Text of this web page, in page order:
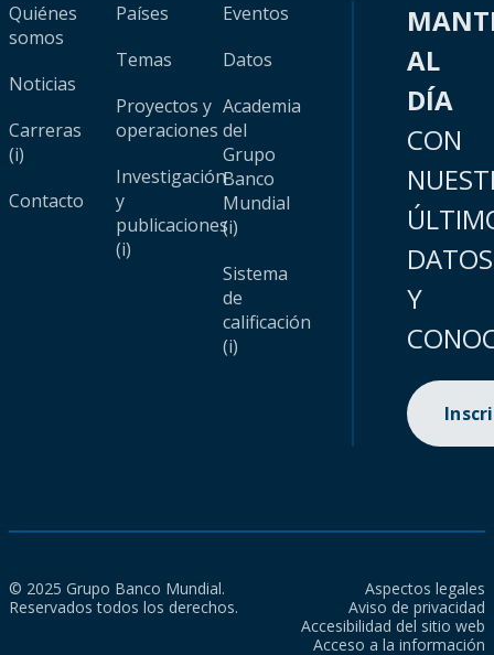
Quiénes
somos
Noticias
Carreras
(i)
Contacto
Países
Temas
Proyectos y
operaciones
Investigación
y
publicaciones
(i)
Eventos
Datos
Academia
del
Grupo
Banco
Mundial
(i)
Sistema
de
calificación
(i)
AL
DÍA
CON
DATOS
Y
© 2025 Grupo Banco Mundial.
Reservados todos los derechos.
Aspectos legales
Aviso de privacidad
Accesibilidad del sitio web
Acceso a la información